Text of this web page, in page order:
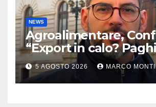
NEWS
Agroalimentare,
“Export in calo?
prezzo
e Italia con Usa”
5 AGOSTO 2026 MARCO